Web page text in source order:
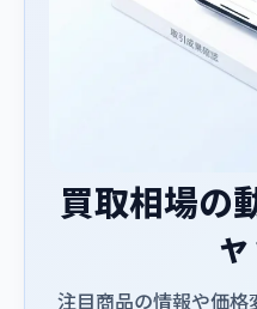
買取相場の
注目商品の情報や価格